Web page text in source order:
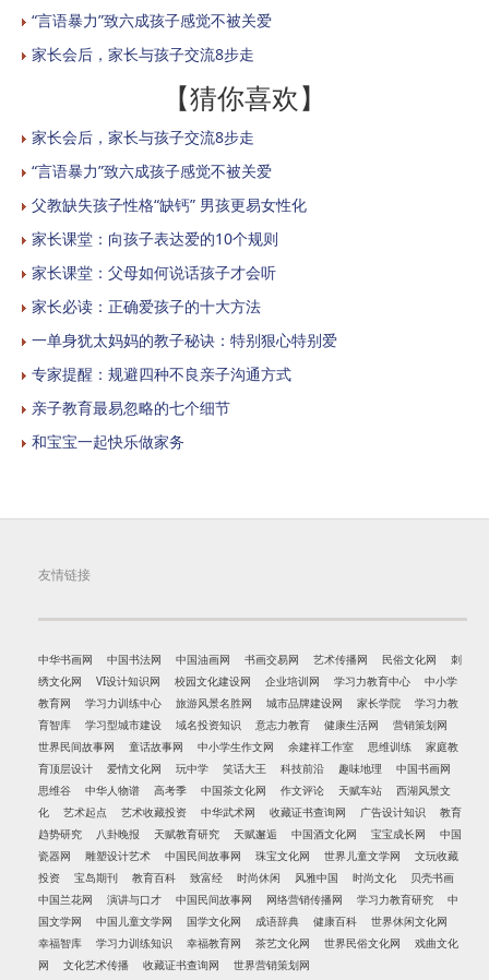
“言语暴力”致六成孩子感觉不被关爱
家长会后，家长与孩子交流8步走
【猜你喜欢】
家长会后，家长与孩子交流8步走
“言语暴力”致六成孩子感觉不被关爱
父教缺失孩子性格“缺钙” 男孩更易女性化
家长课堂：向孩子表达爱的10个规则
家长课堂：父母如何说话孩子才会听
家长必读：正确爱孩子的十大方法
一单身犹太妈妈的教子秘诀：特别狠心特别爱
专家提醒：规避四种不良亲子沟通方式
亲子教育最易忽略的七个细节
和宝宝一起快乐做家务
友情链接
中华书画网 中国书法网 中国油画网 书画交易网 艺术传播网 民俗文化网
刺
绣文化网
VI设计知识网 校园文化建设网 企业培训网 学习力教育中心
中小学
教育网
学习力训练中心 旅游风景名胜网 城市品牌建设网 家长学院
学习力教
育智库
学习型城市建设 域名投资知识 意志力教育 健康生活网
营销策划网
世界民间故事网
童话故事网 中小学生作文网 余建祥工作室 思维训练
家庭教
育顶层设计
爱情文化网 玩中学 笑话大王 科技前沿 趣味地理
中国书画网
思维谷
中华人物谱 高考季 中国茶文化网 作文评论 天赋车站
西湖风景文
化
艺术起点 艺术收藏投资 中华武术网 收藏证书查询网 广告设计知识
教育
趋势研究
八卦晚报 天赋教育研究 天赋邂逅 中国酒文化网 宝宝成长网
中国
瓷器网
雕塑设计艺术 中国民间故事网 珠宝文化网 世界儿童文学网
文玩收藏
投资
宝岛期刊 教育百科 致富经 时尚休闲 风雅中国 时尚文化
贝壳书画
中国兰花网
演讲与口才 中国民间故事网 网络营销传播网 学习力教育研究
中
国文学网
中国儿童文学网 国学文化网 成语辞典 健康百科
世界休闲文化网
幸福智库
学习力训练知识 幸福教育网 茶艺文化网 世界民俗文化网
戏曲文化
网
文化艺术传播 收藏证书查询网 世界营销策划网